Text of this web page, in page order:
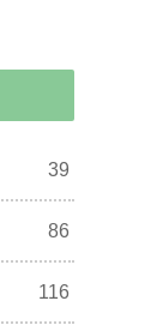
39
86
116